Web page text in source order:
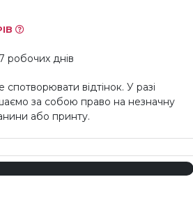
робочих днів
відтінок. У разі
за собою право на незначну
або принту.